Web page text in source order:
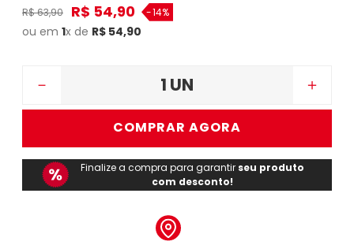
R$63,90 R$ 54,90 -14%
ou em 1x de R$ 54,90
＋
－
COMPRAR AGORA
Finalize a compra para garantir seu produto
com desconto!